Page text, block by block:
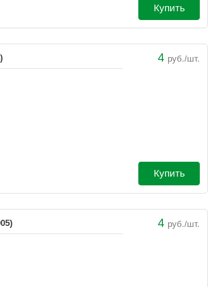
Купить
4 руб./шт.
Купить
4 руб./шт.